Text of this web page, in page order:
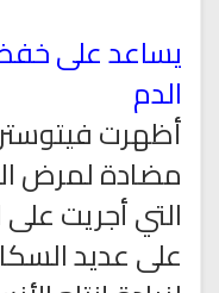
يساعد على
الدم
أظهرت
مضادة لمرض
التي أجريت على
على عديد